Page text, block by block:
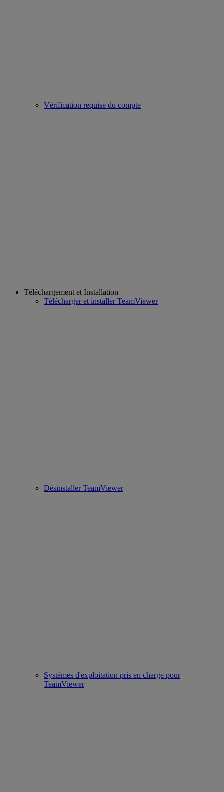
Vérification requise du compte
Téléchargement et Installation
Télécharger et installer TeamViewer
Désinstaller TeamViewer
Systèmes d'exploitation pris en charge pour
TeamViewer